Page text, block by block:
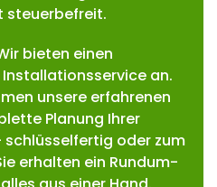
steuerbefreit.
bieten einen
an.
unsere erfahrenen
Planung Ihrer
oder zum
erhalten ein Rundum-